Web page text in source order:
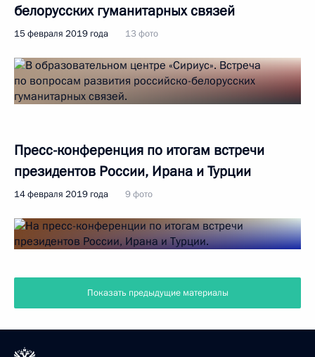
белорусских гуманитарных связей
15 февраля 2019 года 13 фото
Пресс-конференция по итогам встречи
президентов России, Ирана и Турции
14 февраля 2019 года 9 фото
Показать предыдущие материалы